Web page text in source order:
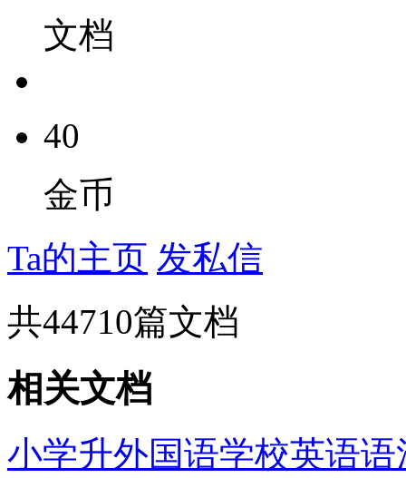
文档
40
金币
Ta的主页 发私信
共44710篇文档
相关文档
小学升外国语学校英语语